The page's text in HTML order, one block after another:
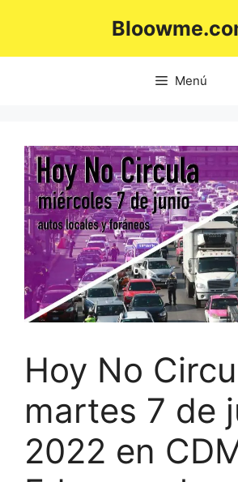
Menú
Hoy No
martes 7 de
2022 en